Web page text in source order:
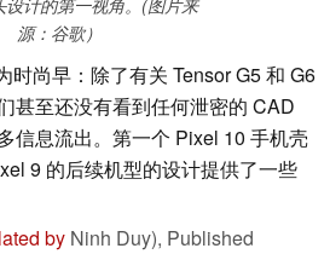
设计的第一视角。(图片来
源：谷歌）
时尚早：除了有关 Tensor G5 和 G6
甚至还没有看到任何泄密的 CAD
信息流出。第一个 Pixel 10 手机壳
9 的后续机型的设计提供了一些
by Ninh Duy), Published